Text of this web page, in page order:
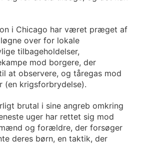
i Chicago har været præget af
over for lokale
tilbageholdelser,
mod borgere, der
at observere, og tåregas mod
(en krigsforbrydelse).
brutal i sine angreb omkring
uger har rettet sig mod
og forældre, der forsøger
deres børn, en taktik, der